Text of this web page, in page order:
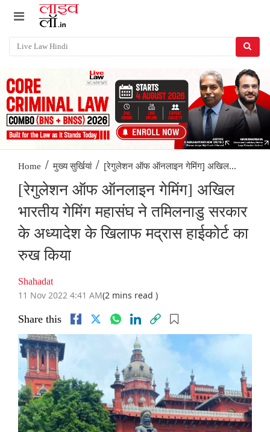
Home / मुख्य सुर्खियां / [रेगुलेशन ऑफ ऑनलाइन गेमिंग] अखिल...
[रेगुलेशन ऑफ ऑनलाइन गेमिंग] अखिल
भारतीय गेमिंग महासंघ ने तमिलनाडु सरकार
के अध्यादेश के खिलाफ मद्रास हाईकोर्ट का
रुख किया
Shahadat
11 Nov 2022 4:41 AM(2 mins read )
Share this